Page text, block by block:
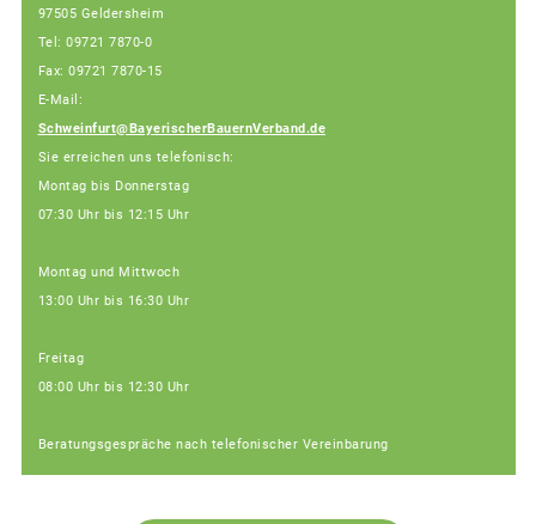
97505 Geldersheim
Tel: 09721 7870-0
Fax: 09721 7870-15
E-Mail:
Schweinfurt@BayerischerBauernVerband.de
Sie erreichen uns telefonisch:
Montag bis Donnerstag
07:30 Uhr bis 12:15 Uhr
Montag und Mittwoch
13:00 Uhr bis 16:30 Uhr
Freitag
08:00 Uhr bis 12:30 Uhr
Beratungsgespräche nach telefonischer Vereinbarung